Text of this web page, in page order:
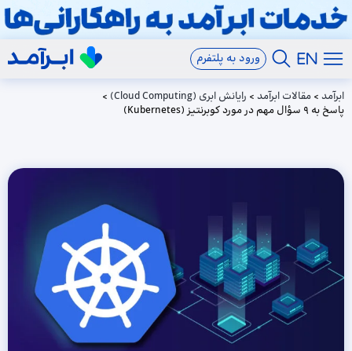
ورود به پلتفرم
ابرآمد > مقالات ابرآمد > رایانش ابری (Cloud Computing)
>
پاسخ به 9 سؤال مهم در مورد کوبرنتیز (Kubernetes)